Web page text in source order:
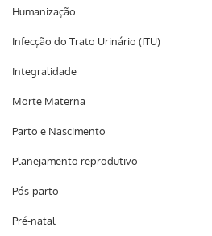
Humanização
Infecção do Trato Urinário (ITU)
Integralidade
Morte Materna
Parto e Nascimento
Planejamento reprodutivo
Pós-parto
Pré-natal